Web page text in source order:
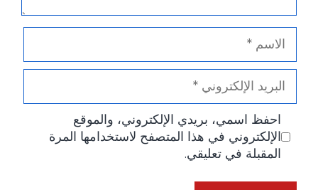
الاسم
البريد
الإلكتروني
احفظ اسمي، بريدي الإلكتروني، والموقع
الإلكتروني في هذا المتصفح لاستخدامها المرة
المقبلة في تعليقي.